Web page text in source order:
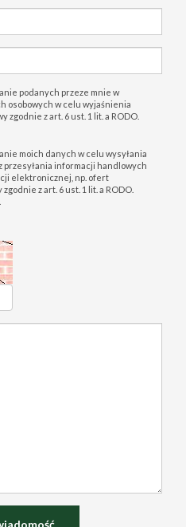
podanych przeze mnie w
osobowych w celu wyjaśnienia
zgodnie z art. 6 ust. 1 lit. a RODO.
moich danych w celu wysyłania
przesyłania informacji handlowych
elektronicznej, np. ofert
z art. 6 ust. 1 lit. a RODO.